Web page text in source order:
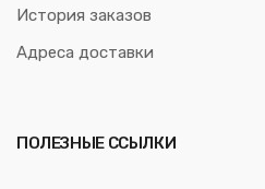
История заказов
Адреса доставки
ПОЛЕЗНЫЕ ССЫЛКИ